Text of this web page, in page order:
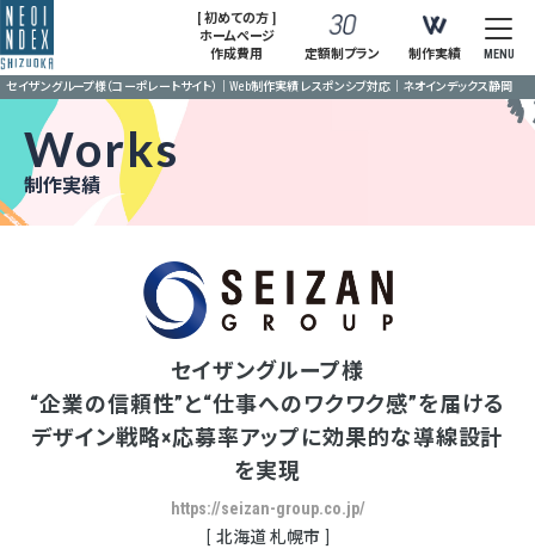
[ 初めての方 ]
ホームページ
作成費用
定額制プラン 制作実績 MENU
セイザングループ様（コーポレートサイト）｜Web制作実績 レスポンシブ対応｜ネオインデックス静岡
Works
制作実績
セイザングループ様
“企業の信頼性”と“仕事へのワクワク感”を届ける
デザイン戦略×応募率アップに効果的な導線設計
を実現
https://seizan-group.co.jp/
北海道 札幌市